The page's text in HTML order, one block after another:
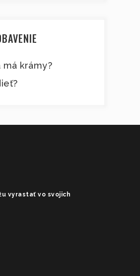
má krámy?
vyrastať vo svojich